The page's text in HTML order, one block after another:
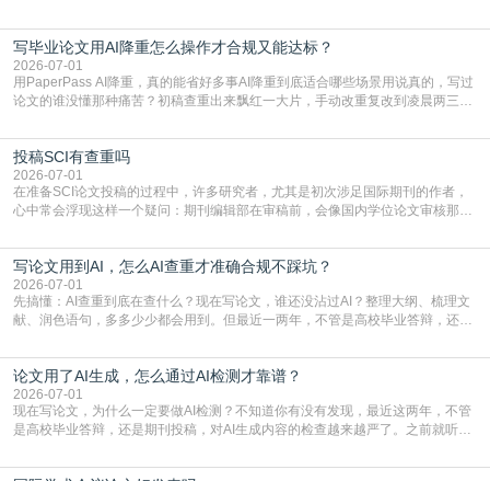
广阔学术天地的大门，连接着个体研究与社会网络。本篇AEIC学术交流中心小编
就为大家介绍“学术会议投稿意义”。一、加速研究成果的传播与反馈学术会议通
常具有周期短、时效性强的特点。相比期刊漫长的
写毕业论文用AI降重怎么操作才合规又能达标？
2026-07-01
用PaperPass AI降重，真的能省好多事AI降重到底适合哪些场景用说真的，写过
论文的谁没懂那种痛苦？初稿查重出来飘红一大片，手动改重复改到凌晨两三
到秃头。这时候靠谱的AI降重真的就是救命稻草，选对工具，半天就能搞定你两
三天都做不完的事。不是所有人都需要用AI降重，但如果你符合下面这些场景，
真的可以试试：初稿写完重复率远超要
投稿SCI有查重吗
2026-07-01
在准备SCI论文投稿的过程中，许多研究者，尤其是初次涉足国际期刊的作者，
心中常会浮现这样一个疑问：期刊编辑部在审稿前，会像国内学位论文审核那
论文的初审通过率。实际上，SCI期刊对重复内容的审查是严谨投稿流程中不可
或缺的一环。本篇AEIC学术交流中心小编就为大家介绍“投稿SCI有查重吗”。
一、查重是标准流程答案是明确的：绝大多数S
写论文用到AI，怎么AI查重才准确合规不踩坑？
2026-07-01
先搞懂：AI查重到底在查什么？现在写论文，谁还没沾过AI？整理大纲、梳理文
献、润色语句，多多少少都会用到。但最近一两年，不管是高校毕业答辩，还是
须加做AI查重。很多人分不清，AI查重和普通查重到底有啥区别？这里说透：普
通查重查的是你的文字和已公开文献的重复比例，防的是抄袭；AI查重查的是你
的内容里，有多少是AI生成的，防的是过
论文用了AI生成，怎么通过AI检测才靠谱？
2026-07-01
现在写论文，为什么一定要做AI检测？不知道你有没有发现，最近这两年，不管
是高校毕业答辩，还是期刊投稿，对AI生成内容的检查越来越严了。之前就听身
要求修改，还差点被判定学术不规范，真的太冤了。现在国内多数高校和核心期